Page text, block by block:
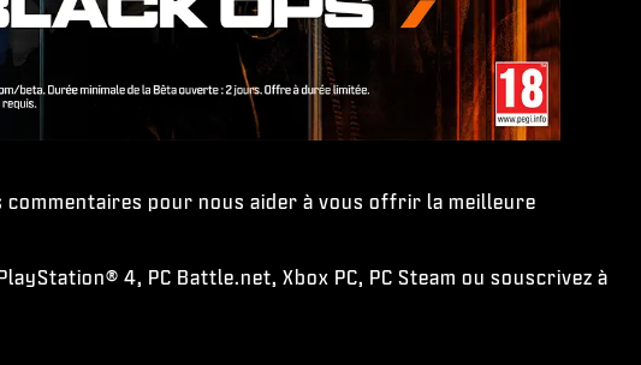
commentaires pour nous aider à vous offrir la meilleure
4, PC Battle.net, Xbox PC, PC Steam ou souscrivez à